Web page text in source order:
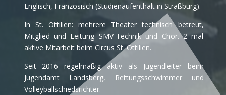
Englisch, Französisch (Studienaufenthalt in Straßburg).
In St. Ottilien: mehrere Theater technisch betreut,
Mitglied und Leitung SMV-Technik und Chor. 2 mal
aktive Mitarbeit beim Circus St. Ottilien.
Seit 2016 regelmäßig aktiv als Jugendleiter beim
Jugendamt Landsberg, Rettungsschwimmer und
Volleyballschiedsrichter.